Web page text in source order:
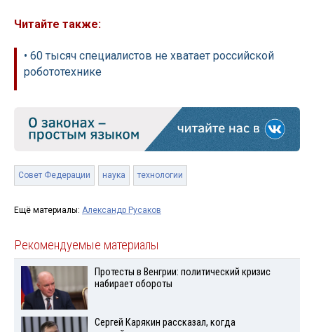
Читайте также:
• 60 тысяч специалистов не хватает российской
робототехнике
Совет Федерации наука технологии
Ещё материалы: Александр Русаков
Рекомендуемые материалы
Протесты в Венгрии: политический кризис
набирает обороты
Сергей Карякин рассказал, когда